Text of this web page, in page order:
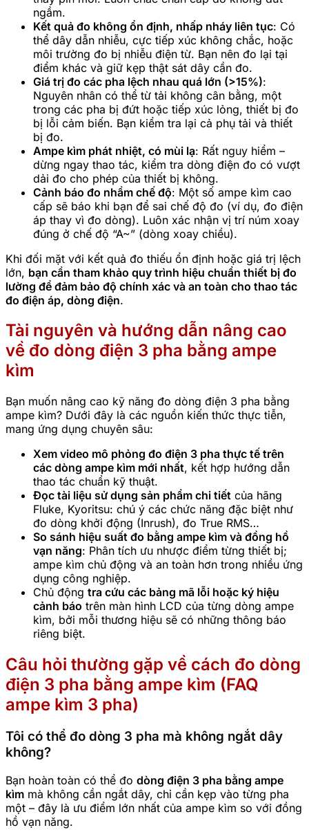
ngầm.
Kết quả đo không ổn định, nhấp nháy liên tục: Có
thể dây dẫn nhiễu, cực tiếp xúc không chắc, hoặc
môi trường đo bị nhiễu điện từ. Bạn nên đo lại tại
điểm khác và giữ kẹp thật sát dây cần đo.
Giá trị đo các pha lệch nhau quá lớn (>15%):
Nguyên nhân có thể từ tải không cân bằng, một
trong các pha bị đứt hoặc tiếp xúc lỏng, thiết bị đo
bị lỗi cảm biến. Bạn kiểm tra lại cả phụ tải và thiết
bị đo.
Ampe kìm phát nhiệt, có mùi lạ: Rất nguy hiểm –
dừng ngay thao tác, kiểm tra dòng điện đo có vượt
dải đo cho phép của thiết bị không.
Cảnh báo đo nhầm chế độ: Một số ampe kìm cao
cấp sẽ báo khi bạn để sai chế độ đo (ví dụ, đo điện
áp thay vì đo dòng). Luôn xác nhận vị trí núm xoay
đúng ở chế độ “A~” (dòng xoay chiều).
Khi đối mặt với kết quả đo thiếu ổn định hoặc giá trị lệch
lớn, bạn cần tham khảo quy trình hiệu chuẩn thiết bị đo
lường để đảm bảo độ chính xác và an toàn cho thao tác
đo điện áp, dòng điện.
Tài nguyên và hướng dẫn nâng cao
về đo dòng điện 3 pha bằng ampe
kìm
Bạn muốn nâng cao kỹ năng đo dòng điện 3 pha bằng
ampe kìm? Dưới đây là các nguồn kiến thức thực tiễn,
mang ứng dụng chuyên sâu:
Xem video mô phỏng đo điện 3 pha thực tế trên
các dòng ampe kìm mới nhất, kết hợp hướng dẫn
thao tác chuẩn kỹ thuật.
Đọc tài liệu sử dụng sản phẩm chi tiết của hãng
Fluke, Kyoritsu: chú ý các chức năng đặc biệt như
đo dòng khởi động (Inrush), đo True RMS…
So sánh hiệu suất đo bằng ampe kìm và đồng hồ
vạn năng: Phân tích ưu nhược điểm từng thiết bị;
ampe kìm chủ động và an toàn hơn trong nhiều ứng
dụng công nghiệp.
Chủ động tra cứu các bảng mã lỗi hoặc ký hiệu
cảnh báo trên màn hình LCD của từng dòng ampe
kìm, bởi mỗi thương hiệu sẽ có những thông báo
riêng biệt.
Câu hỏi thường gặp về cách đo dòng
điện 3 pha bằng ampe kìm (FAQ
ampe kìm 3 pha)
Tôi có thể đo dòng 3 pha mà không ngắt dây
không?
Bạn hoàn toàn có thể đo dòng điện 3 pha bằng ampe
kìm mà không cần ngắt dây, chỉ cần kẹp vào từng pha
một – đây là ưu điểm lớn nhất của ampe kìm so với đồng
hồ vạn năng.